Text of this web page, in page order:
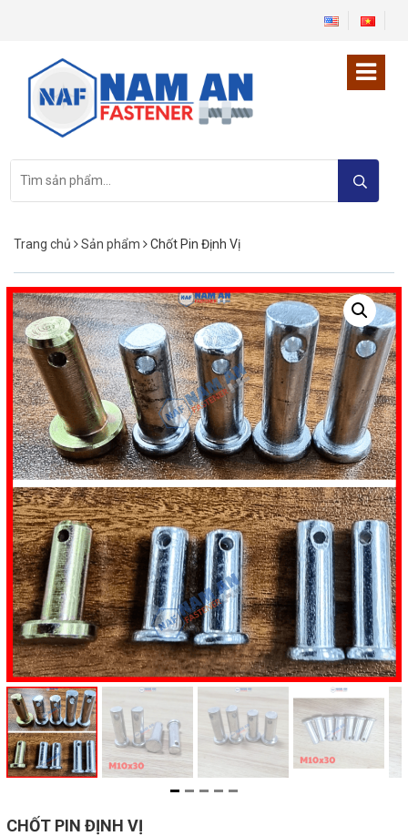
kiếm:
Trang chủ Sản phẩm Chốt Pin Định Vị
CHỐT PIN ĐỊNH VỊ